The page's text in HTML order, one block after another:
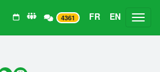
4361 FR EN